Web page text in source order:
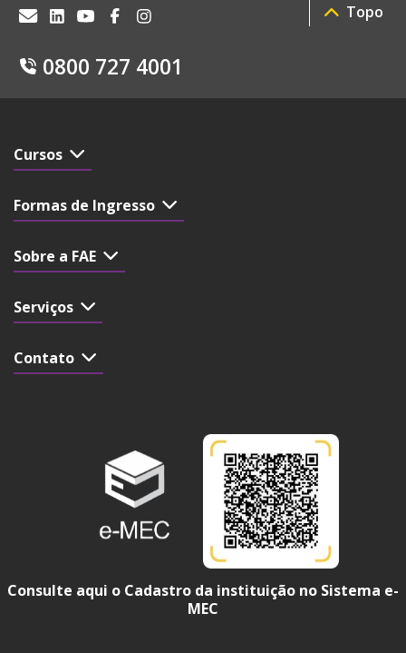
0800 727 4001
Topo
Cursos
Formas de Ingresso
Sobre a FAE
Serviços
Contato
Consulte aqui o Cadastro da instituição no Sistema e-
MEC